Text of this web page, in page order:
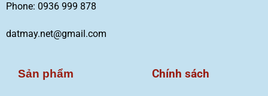
Phone: 0936 999 878
datmay.net@gmail.com
Sản phẩm Chính sách